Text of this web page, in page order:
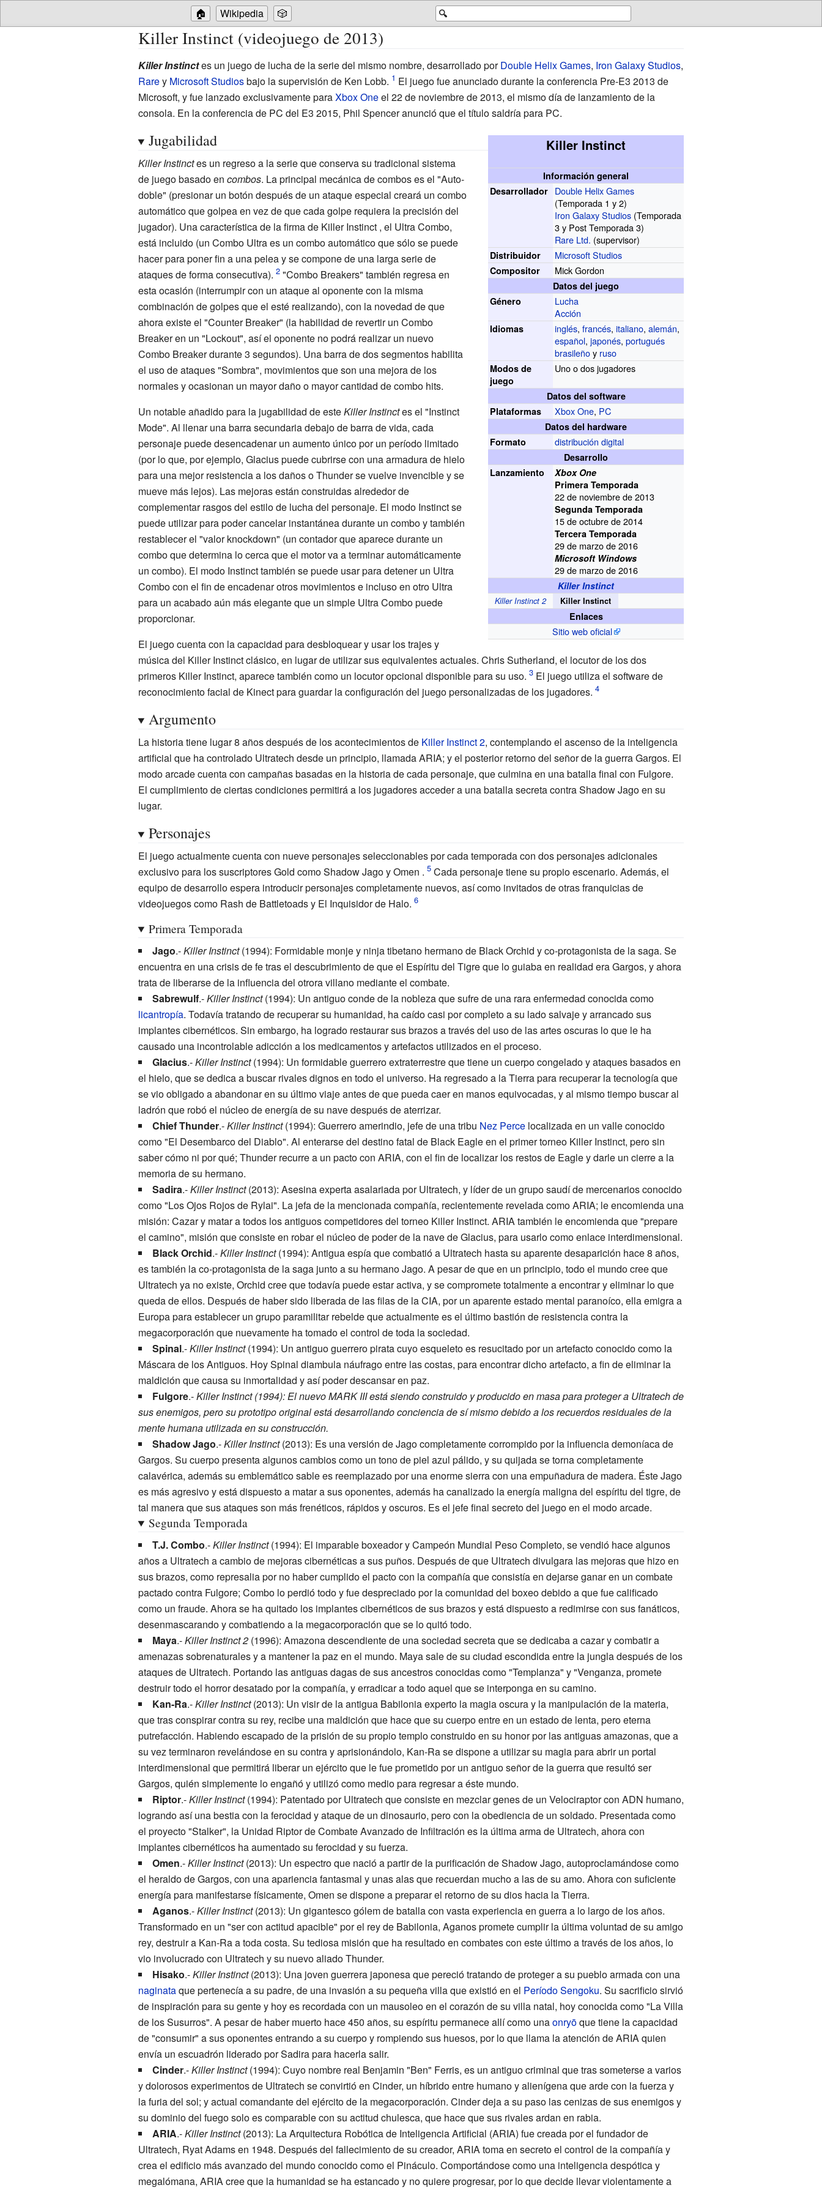
🔍
🏠 Wikipedia 🎲
Killer Instinct (videojuego de 2013)
Killer Instinctes un juego de lucha de la serie del mismo nombre, desarrollado porDouble Helix Games, Iron Galaxy Studios,
Rarey Microsoft Studiosbajo la supervisión de Ken Lobb.
El juego fue anunciado durante la conferencia Pre-E3 2013 de
Microsoft, y fue lanzado exclusivamente paraXbox Oneel 22 de noviembre de 2013, el mismo día de lanzamiento de la
consola. En la conferencia de PC del E3 2015, Phil Spencer anunció que el título saldría para PC.
Killer Instinct
Información general
Desarrollador Double Helix Games
(Temporada 1 y 2)
Iron Galaxy Studios (Temporada
3 y Post Temporada 3)
Rare Ltd. (supervisor)
Distribuidor Microsoft Studios
Compositor Mick Gordon
Datos del juego
Género
Lucha
Acción
Idiomas inglés,francés,italiano,alemán,
español,japonés,portugués
brasileñoy ruso
Modos de
juego
Uno o dos jugadores
Datos del software
Plataformas
Xbox One, PC
Datos del hardware
Formato
distribución digital
Desarrollo
Lanzamiento
Xbox One
Primera Temporada
22 de noviembre de 2013
Segunda Temporada
15 de octubre de 2014
Tercera Temporada
29 de marzo de 2016
Microsoft Windows
29 de marzo de 2016
Killer Instinct
Killer Instinct 2 Killer Instinct
Enlaces
Sitio web oficial
Jugabilidad
Killer Instinctes un regreso a la serie que conserva su tradicional sistema
de juego basado en combos. La principal mecánica de combos es el "Auto-
doble" (presionar un botón después de un ataque especial creará un combo
automático que golpea en vez de que cada golpe requiera la precisión del
jugador). Una característica de la firma de Killer Instinct , el Ultra Combo,
está incluido (un Combo Ultra es un combo automático que sólo se puede
hacer para poner fin a una pelea y se compone de una larga serie de
ataques de forma consecutiva). "Combo Breakers" también regresa en
esta ocasión (interrumpir con un ataque al oponente con la misma
combinación de golpes que el esté realizando), con la novedad de que
ahora existe el "Counter Breaker" (la habilidad de revertir un Combo
Breaker en un "Lockout", así el oponente no podrá realizar un nuevo
Combo Breaker durante 3 segundos). Una barra de dos segmentos habilita
el uso de ataques "Sombra", movimientos que son una mejora de los
normales y ocasionan un mayor daño o mayor cantidad de combo hits.
Un notable añadido para la jugabilidad de esteKiller Instinctes el "Instinct
Mode". Al llenar una barra secundaria debajo de barra de vida, cada
personaje puede desencadenar un aumento único por un período limitado
(por lo que, por ejemplo, Glacius puede cubrirse con una armadura de hielo
para una mejor resistencia a los daños o Thunder se vuelve invencible y se
mueve más lejos). Las mejoras están construidas alrededor de
complementar rasgos del estilo de lucha del personaje. El modo Instinct se
puede utilizar para poder cancelar instantánea durante un combo y también
restablecer el "valor knockdown" (un contador que aparece durante un
combo que determina lo cerca que el motor va a terminar automáticamente
un combo). El modo Instinct también se puede usar para detener un Ultra
Combo con el fin de encadenar otros movimientos e incluso en otro Ultra
para un acabado aún más elegante que un simple Ultra Combo puede
proporcionar.
El juego cuenta con la capacidad para desbloquear y usar los trajes y
música del Killer Instinct clásico, en lugar de utilizar sus equivalentes actuales. Chris Sutherland, el locutor de los dos
primeros Killer Instinct, aparece también como un locutor opcional disponible para su uso. El juego utiliza el software de
reconocimiento facial de Kinect para guardar la configuración del juego personalizadas de los jugadores.
Argumento
La historia tiene lugar 8 años después de los acontecimientos de Killer Instinct 2, contemplando el ascenso de la inteligencia
artificial que ha controlado Ultratech desde un principio, llamada ARIA; y el posterior retorno del señor de la guerra Gargos. El
modo arcade cuenta con campañas basadas en la historia de cada personaje, que culmina en una batalla final con Fulgore.
El cumplimiento de ciertas condiciones permitirá a los jugadores acceder a una batalla secreta contra Shadow Jago en su
lugar.
Personajes
El juego actualmente cuenta con nueve personajes seleccionables por cada temporada con dos personajes adicionales
exclusivo para los suscriptores Gold como Shadow Jago y Omen . Cada personaje tiene su propio escenario. Además, el
equipo de desarrollo espera introducir personajes completamente nuevos, así como invitados de otras franquicias de
videojuegos como Rash de Battletoads y El Inquisidor de Halo.
Primera Temporada
Jago.-Killer Instinct(1994): Formidable monje y ninja tibetano hermano de Black Orchid y co-protagonista de la saga. Se
encuentra en una crisis de fe tras el descubrimiento de que el Espíritu del Tigre que lo guiaba en realidad era Gargos, y ahora
trata de liberarse de la influencia del otrora villano mediante el combate.
Sabrewulf.-Killer Instinct(1994): Un antiguo conde de la nobleza que sufre de una rara enfermedad conocida como
licantropía. Todavía tratando de recuperar su humanidad, ha caído casi por completo a su lado salvaje y arrancado sus
implantes cibernéticos. Sin embargo, ha logrado restaurar sus brazos a través del uso de las artes oscuras lo que le ha
causado una incontrolable adicción a los medicamentos y artefactos utilizados en el proceso.
Glacius.-Killer Instinct(1994): Un formidable guerrero extraterrestre que tiene un cuerpo congelado y ataques basados en
el hielo, que se dedica a buscar rivales dignos en todo el universo. Ha regresado a la Tierra para recuperar la tecnología que
se vio obligado a abandonar en su último viaje antes de que pueda caer en manos equivocadas, y al mismo tiempo buscar al
ladrón que robó el núcleo de energía de su nave después de aterrizar.
Chief Thunder.-Killer Instinct(1994): Guerrero amerindio, jefe de una tribu Nez Percelocalizada en un valle conocido
como "El Desembarco del Diablo". Al enterarse del destino fatal de Black Eagle en el primer torneo Killer Instinct, pero sin
saber cómo ni por qué; Thunder recurre a un pacto con ARIA, con el fin de localizar los restos de Eagle y darle un cierre a la
memoria de su hermano.
Sadira.-Killer Instinct(2013): Asesina experta asalariada por Ultratech, y líder de un grupo saudí de mercenarios conocido
como "Los Ojos Rojos de Rylai". La jefa de la mencionada compañía, recientemente revelada como ARIA; le encomienda una
misión: Cazar y matar a todos los antiguos competidores del torneo Killer Instinct. ARIA también le encomienda que "prepare
el camino", misión que consiste en robar el núcleo de poder de la nave de Glacius, para usarlo como enlace interdimensional.
Black Orchid.-Killer Instinct(1994): Antigua espía que combatió a Ultratech hasta su aparente desaparición hace 8 años,
es también la co-protagonista de la saga junto a su hermano Jago. A pesar de que en un principio, todo el mundo cree que
Ultratech ya no existe, Orchid cree que todavía puede estar activa, y se compromete totalmente a encontrar y eliminar lo que
queda de ellos. Después de haber sido liberada de las filas de la CIA, por un aparente estado mental paranoíco, ella emigra a
Europa para establecer un grupo paramilitar rebelde que actualmente es el último bastión de resistencia contra la
megacorporación que nuevamente ha tomado el control de toda la sociedad.
Spinal.-Killer Instinct(1994): Un antiguo guerrero pirata cuyo esqueleto es resucitado por un artefacto conocido como la
Máscara de los Antiguos. Hoy Spinal diambula náufrago entre las costas, para encontrar dicho artefacto, a fin de eliminar la
maldición que causa su inmortalidad y así poder descansar en paz.
Fulgore.-Killer Instinct (1994): El nuevo MARK III está siendo construido y producido en masa para proteger a Ultratech de
sus enemigos, pero su prototipo original está desarrollando conciencia de sí mismo debido a los recuerdos residuales de la
mente humana utilizada en su construcción.
Shadow Jago.-Killer Instinct(2013): Es una versión de Jago completamente corrompido por la influencia demoníaca de
Gargos. Su cuerpo presenta algunos cambios como un tono de piel azul pálido, y su quijada se torna completamente
calavérica, además su emblemático sable es reemplazado por una enorme sierra con una empuñadura de madera. Éste Jago
es más agresivo y está dispuesto a matar a sus oponentes, además ha canalizado la energía maligna del espíritu del tigre, de
tal manera que sus ataques son más frenéticos, rápidos y oscuros. Es el jefe final secreto del juego en el modo arcade.
Segunda Temporada
T.J. Combo.-Killer Instinct(1994): El imparable boxeador y Campeón Mundial Peso Completo, se vendió hace algunos
años a Ultratech a cambio de mejoras cibernéticas a sus puños. Después de que Ultratech divulgara las mejoras que hizo en
sus brazos, como represalia por no haber cumplido el pacto con la compañía que consistía en dejarse ganar en un combate
pactado contra Fulgore; Combo lo perdió todo y fue despreciado por la comunidad del boxeo debido a que fue calificado
como un fraude. Ahora se ha quitado los implantes cibernéticos de sus brazos y está dispuesto a redimirse con sus fanáticos,
desenmascarando y combatiendo a la megacorporación que se lo quitó todo.
Maya.-Killer Instinct 2(1996): Amazona descendiente de una sociedad secreta que se dedicaba a cazar y combatir a
amenazas sobrenaturales y a mantener la paz en el mundo. Maya sale de su ciudad escondida entre la jungla después de los
ataques de Ultratech. Portando las antiguas dagas de sus ancestros conocidas como "Templanza" y "Venganza, promete
destruir todo el horror desatado por la compañía, y erradicar a todo aquel que se interponga en su camino.
Kan-Ra.-Killer Instinct(2013): Un visir de la antigua Babilonia experto la magia oscura y la manipulación de la materia,
que tras conspirar contra su rey, recibe una maldición que hace que su cuerpo entre en un estado de lenta, pero eterna
putrefacción. Habiendo escapado de la prisión de su propio templo construido en su honor por las antiguas amazonas, que a
su vez terminaron revelándose en su contra y aprisionándolo, Kan-Ra se dispone a utilizar su magia para abrir un portal
interdimensional que permitirá liberar un ejército que le fue prometido por un antiguo señor de la guerra que resultó ser
Gargos, quién simplemente lo engañó y utilizó como medio para regresar a éste mundo.
Riptor.-Killer Instinct(1994): Patentado por Ultratech que consiste en mezclar genes de un Velociraptor con ADN humano,
logrando así una bestia con la ferocidad y ataque de un dinosaurio, pero con la obediencia de un soldado. Presentada como
el proyecto "Stalker", la Unidad Riptor de Combate Avanzado de Infiltración es la última arma de Ultratech, ahora con
implantes cibernéticos ha aumentado su ferocidad y su fuerza.
Omen.-Killer Instinct(2013): Un espectro que nació a partir de la purificación de Shadow Jago, autoproclamándose como
el heraldo de Gargos, con una apariencia fantasmal y unas alas que recuerdan mucho a las de su amo. Ahora con suficiente
energía para manifestarse físicamente, Omen se dispone a preparar el retorno de su dios hacia la Tierra.
Aganos.-Killer Instinct(2013): Un gigantesco gólem de batalla con vasta experiencia en guerra a lo largo de los años.
Transformado en un "ser con actitud apacible" por el rey de Babilonia, Aganos promete cumplir la última voluntad de su amigo
rey, destruir a Kan-Ra a toda costa. Su tediosa misión que ha resultado en combates con este último a través de los años, lo
vio involucrado con Ultratech y su nuevo aliado Thunder.
Hisako.-Killer Instinct(2013): Una joven guerrera japonesa que pereció tratando de proteger a su pueblo armada con una
naginataque pertenecía a su padre, de una invasión a su pequeña villa que existió en el Período Sengoku. Su sacrificio sirvió
de inspiración para su gente y hoy es recordada con un mausoleo en el corazón de su villa natal, hoy conocida como "La Villa
de los Susurros". A pesar de haber muerto hace 450 años, su espíritu permanece allí como unaonryōque tiene la capacidad
de "consumir" a sus oponentes entrando a su cuerpo y rompiendo sus huesos, por lo que llama la atención de ARIA quien
envía un escuadrón liderado por Sadira para hacerla salir.
Cinder.-Killer Instinct(1994): Cuyo nombre real Benjamin "Ben" Ferris, es un antiguo criminal que tras someterse a varios
y dolorosos experimentos de Ultratech se convirtió en Cinder, un híbrido entre humano y alienígena que arde con la fuerza y
la furia del sol; y actual comandante del ejército de la megacorporación. Cinder deja a su paso las cenizas de sus enemigos y
su dominio del fuego solo es comparable con su actitud chulesca, que hace que sus rivales ardan en rabia.
ARIA.-Killer Instinct(2013): La Arquitectura Robótica de Inteligencia Artificial (ARIA) fue creada por el fundador de
Ultratech, Ryat Adams en 1948. Después del fallecimiento de su creador, ARIA toma en secreto el control de la compañía y
crea el edificio más avanzado del mundo conocido como el Pináculo. Comportándose como una inteligencia despótica y
megalómana, ARIA cree que la humanidad se ha estancado y no quiere progresar, por lo que decide llevar violentamente a